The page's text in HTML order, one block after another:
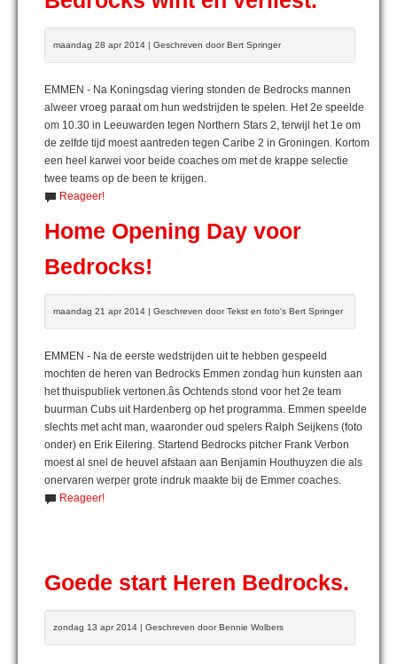
maandag 28 apr 2014 | Geschreven door Bert Springer
EMMEN - Na Koningsdag viering stonden de Bedrocks mannen
alweer vroeg paraat om hun wedstrijden te spelen. Het 2e speelde
om 10.30 in Leeuwarden tegen Northern Stars 2, terwijl het 1e om
de zelfde tijd moest aantreden tegen Caribe 2 in Groningen. Kortom
een heel karwei voor beide coaches om met de krappe selectie
twee teams op de been te krijgen.
Reageer!
Home Opening Day voor
Bedrocks!
maandag 21 apr 2014 | Geschreven door Tekst en foto's Bert Springer
EMMEN - Na de eerste wedstrijden uit te hebben gespeeld
mochten de heren van Bedrocks Emmen zondag hun kunsten aan
het thuispubliek vertonen.âs Ochtends stond voor het 2e team
buurman Cubs uit Hardenberg op het programma. Emmen speelde
slechts met acht man, waaronder oud spelers Ralph Seijkens (foto
onder) en Erik Eilering. Startend Bedrocks pitcher Frank Verbon
moest al snel de heuvel afstaan aan Benjamin Houthuyzen die als
onervaren werper grote indruk maakte bij de Emmer coaches.
Reageer!
Goede start Heren Bedrocks.
zondag 13 apr 2014 | Geschreven door Bennie Wolbers